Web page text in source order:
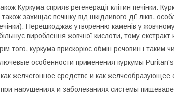
Куркума сприяє регенерації клітин печінки.
також захищає печінку від шкідливого дії ліків,
Перешкоджає утворенню каменів у
вироблення жовчної кислоти, тому екстракт
того, куркума прискорює обмін речовин і таким
особенности применения куркумы
как желчегонное средство и как
при нарушениях и заболеваниях системы